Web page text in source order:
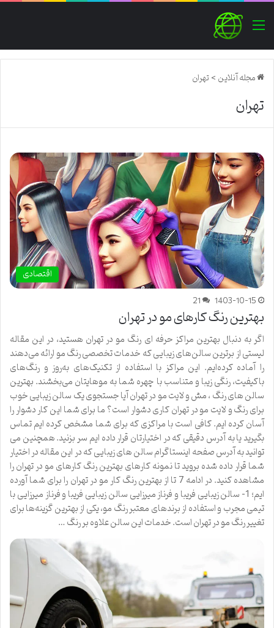
منو
مجله آنلاین>تهران
تهران
اقتصادی
1403-10-15
21
بهترین رنگ کارهای مو در تهران
اگر به دنبال بهترین مراکز حرفه‌ ای رنگ مو در تهران هستید، در این مقاله
لیستی از برترین سالن‌های زیبایی که خدمات تخصصی رنگ مو ارائه می‌دهند
را آماده کرده‌ایم. این مراکز با استفاده از تکنیک‌های به‌روز و رنگ‌های
باکیفیت، رنگی زیبا و متناسب با چهره شما به موهایتان می‌بخشند. بهترین
سالن های رنگ ، مش و لایت مو در تهران آیا جستجوی یک سالن زیبایی خوب
برای رنگ و لایت مو در تهران کاری دشوار است؟ ما برای شما این کار دشوار را
آسان کرده ایم. کافی است با مراکزی که برای شما مشخص کرده ایم تماس
بگیرید یا به آدرس دقیقی که در اختیارتان قرار داده ایم سر بزنید. همچنین می
توانید به آدرس صفحه اینستاگرام سالن های زیبایی که در این مقاله در اختیار
شما قرار داده شده بروید تا نمونه کارهای بهترین رنگ کارهای مو در تهران را
مشاهده کنید. در ادامه 7 تا از بهترین رنگ کار مو در تهران را برای شما آورده
ایم؛ 1- سالن زیبایی فریبا و فرناز میرزایی سالن زیبایی فریبا و فرناز میرزایی با
تیمی مجرب و استفاده از برندهای معتبر رنگ مو، یکی از بهترین گزینه‌ها برای
تغییر رنگ مو در تهران است. خدمات این سالن علاوه بر رنگ …